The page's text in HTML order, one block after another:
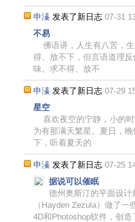
申溱 发表了新日志 07-31
不易
佛语讲，人生有八苦，
得、放不下，但言语道理
味。求不得、放不
申溱 发表了新日志 07-29
星空
喜欢夜空的宁静，小的
为有那满天繁星。夏日，
下，听着夏天的
申溱 发表了新日志 07-25
据说可以催眠
德州奥斯汀的平面设计
（Hayden Zezula）做了
4D和Photoshop软件，创造